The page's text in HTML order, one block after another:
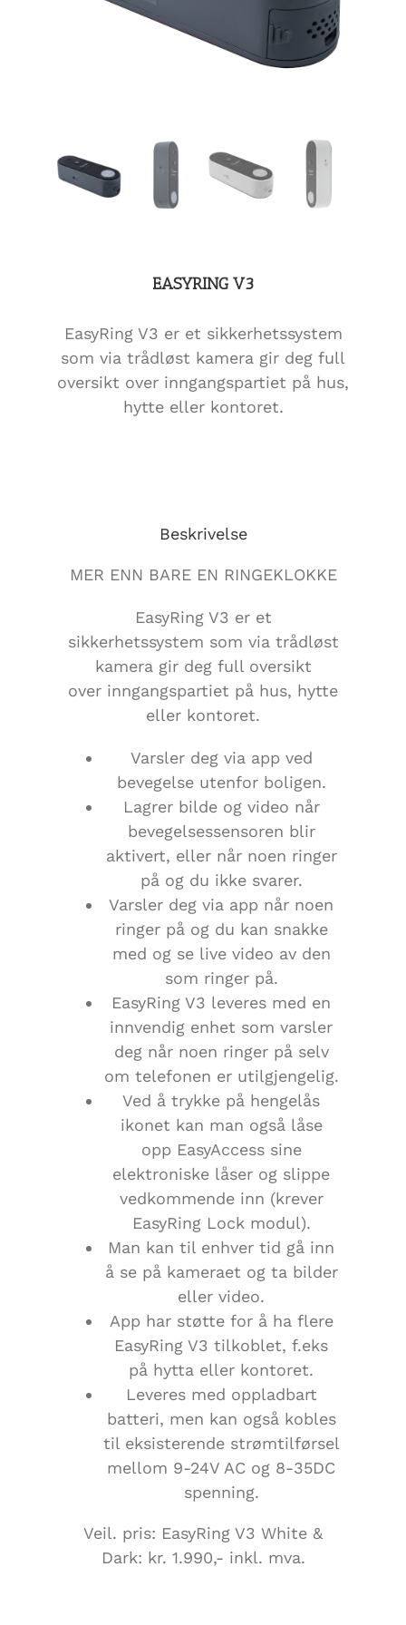
EASYRING V3
EasyRing V3 er et sikkerhetssystem
som via trådløst kamera gir deg full
oversikt over inngangspartiet på hus,
hytte eller kontoret.
Beskrivelse
MER ENN BARE EN RINGEKLOKKE
EasyRing V3 er et
sikkerhetssystem som via trådløst
kamera gir deg full oversikt
over inngangspartiet på hus, hytte
eller kontoret.
Varsler deg via app ved
bevegelse utenfor boligen.
Lagrer bilde og video når
bevegelsessensoren blir
aktivert, eller når noen ringer
på og du ikke svarer.
Varsler deg via app når noen
ringer på og du kan snakke
med og se live video av den
som ringer på.
EasyRing V3 leveres med en
innvendig enhet som varsler
deg når noen ringer på selv
om telefonen er utilgjengelig.
Ved å trykke på hengelås
ikonet kan man også låse
opp EasyAccess sine
elektroniske låser og slippe
vedkommende inn (krever
EasyRing Lock modul).
Man kan til enhver tid gå inn
å se på kameraet og ta bilder
eller video.
App har støtte for å ha flere
EasyRing V3 tilkoblet, f.eks
på hytta eller kontoret.
Leveres med oppladbart
batteri, men kan også kobles
til eksisterende strømtilførsel
mellom 9-24V AC og 8-35DC
spenning.
​Veil. pris: EasyRing V3 White &
Dark: kr. 1.990,- inkl. mva.